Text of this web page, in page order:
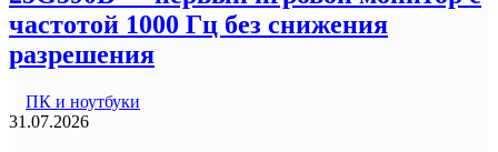
частотой 1000 Гц без снижения
разрешения
ПК и ноутбуки
31.07.2026